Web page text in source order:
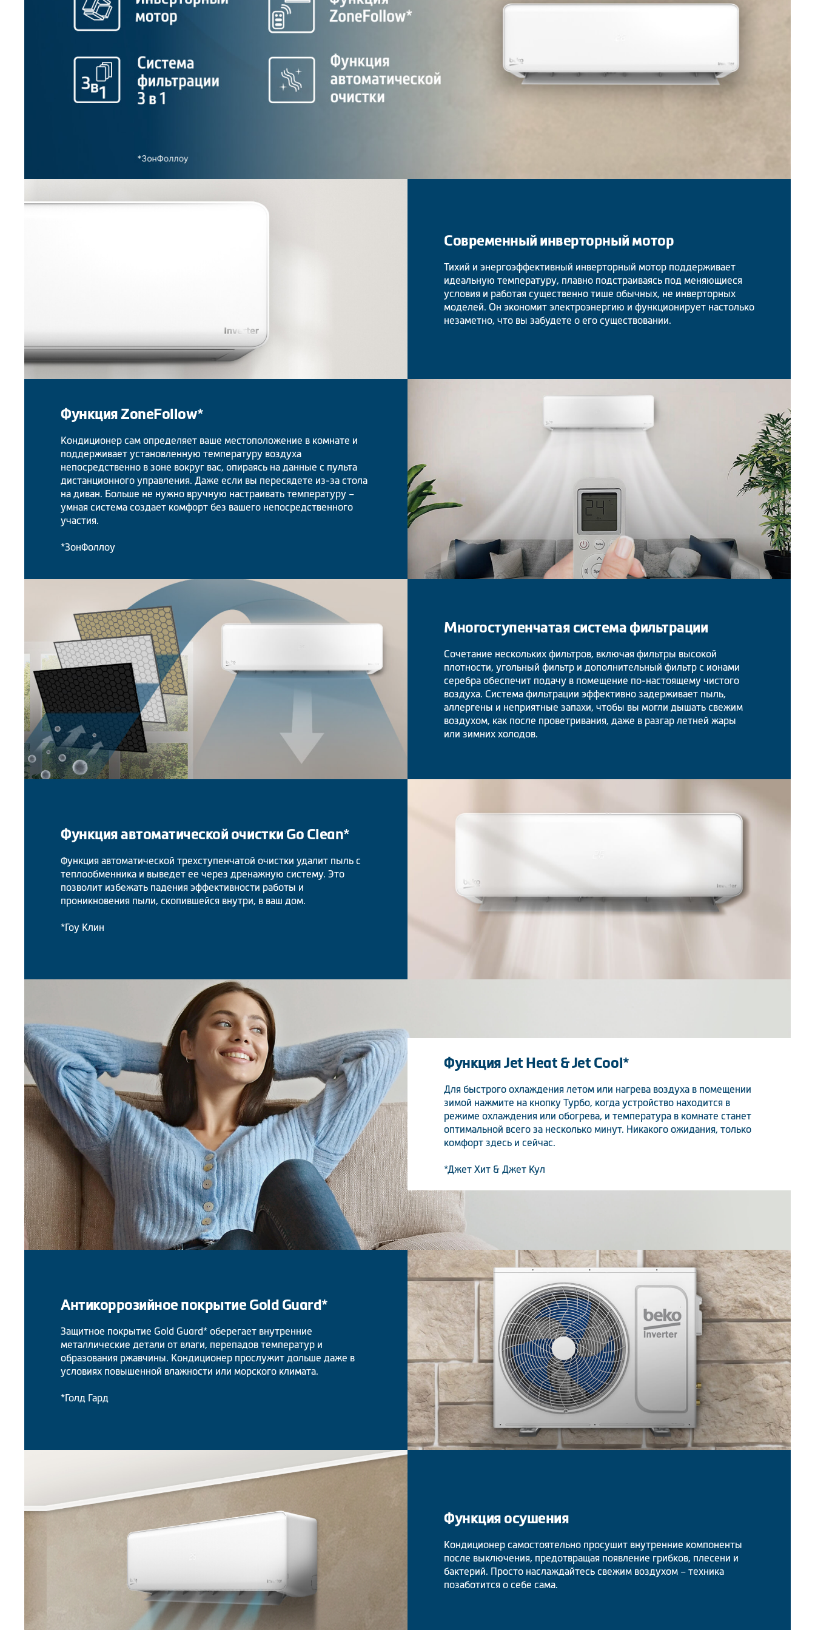
Современный инверторный мотор
Тихий и энергоэффективный инверторный мотор поддерживает
идеальную температуру, плавно подстраиваясь под меняющиеся
условия и работая существенно тише обычных, не инверторных
моделей. Он экономит электроэнергию и функционирует настолько
незаметно, что вы забудете о его существовании.
Функция ZoneFollow*
Кондиционер сам определяет ваше местоположение в комнате и
поддерживает установленную температуру воздуха
непосредственно в зоне вокруг вас, опираясь на данные с пульта
дистанционного управления. Даже если вы пересядете из-за стола
на диван. Больше не нужно вручную настраивать температуру –
умная система создает комфорт без вашего непосредственного
участия.
*ЗонФоллоу
Многоступенчатая система фильтрации
Сочетание нескольких фильтров, включая фильтры высокой
плотности, угольный фильтр и дополнительный фильтр с ионами
серебра обеспечит подачу в помещение по-настоящему чистого
воздуха. Система фильтрации эффективно задерживает пыль,
аллергены и неприятные запахи, чтобы вы могли дышать свежим
воздухом, как после проветривания, даже в разгар летней жары
или зимних холодов.
Функция автоматической очистки Go Clean*
Функция автоматической трехступенчатой очистки удалит пыль с
теплообменника и выведет ее через дренажную систему. Это
позволит избежать падения эффективности работы и
проникновения пыли, скопившейся внутри, в ваш дом.
*Гоу Клин
Функция Jet Heat & Jet Cool*
Для быстрого охлаждения летом или нагрева воздуха в помещении
зимой нажмите на кнопку Турбо, когда устройство находится в
режиме охлаждения или обогрева, и температура в комнате станет
оптимальной всего за несколько минут. Никакого ожидания, только
комфорт здесь и сейчас.
*Джет Хит & Джет Кул
Антикоррозийное покрытие Gold Guard*
Защитное покрытие Gold Guard* оберегает внутренние
металлические детали от влаги, перепадов температур и
образования ржавчины. Кондиционер прослужит дольше даже в
условиях повышенной влажности или морского климата.
*Голд Гард
Функция осушения
Кондиционер самостоятельно просушит внутренние компоненты
после выключения, предотвращая появление грибков, плесени и
бактерий. Просто наслаждайтесь свежим воздухом – техника
позаботится о себе сама.